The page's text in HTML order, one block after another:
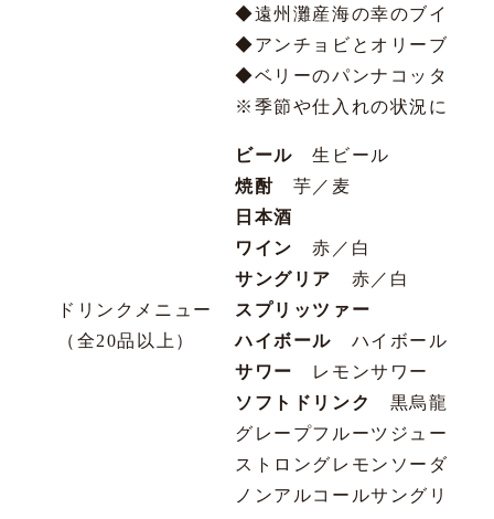
◆遠州灘産海の幸のブイヤベ
◆アンチョビとオリーブとケ
◆ベリーのパンナコッタ プ
※季節や仕入れの状況により
ドリンクメニュー
（全20品以上）
ビール 生ビール
焼酎 芋／麦
日本酒
ワイン
赤／白
サングリア
赤／白
スプリッツァー
ハイボール ハイボール／三
サワー
レモンサワー
ソフトドリンク
黒烏龍茶／
グレープフルーツジュース／
ストロングレモンソーダ／
ノンアルコールサングリア